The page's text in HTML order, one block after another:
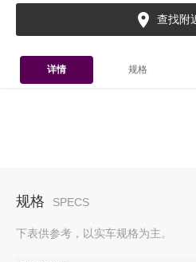
 查找附
详情 规格
规格 SPECS
下表供参考，以实车规格为主。